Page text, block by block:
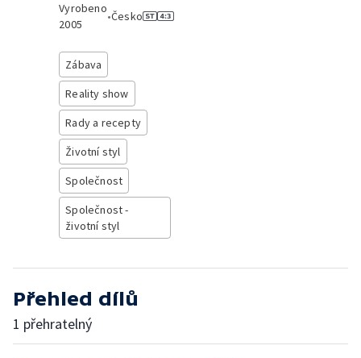
Vyrobeno
2005
•Česko
Zábava
Reality show
Rady a recepty
Životní styl
Společnost
Společnost -
životní styl
Přehled dílů
1 přehratelný